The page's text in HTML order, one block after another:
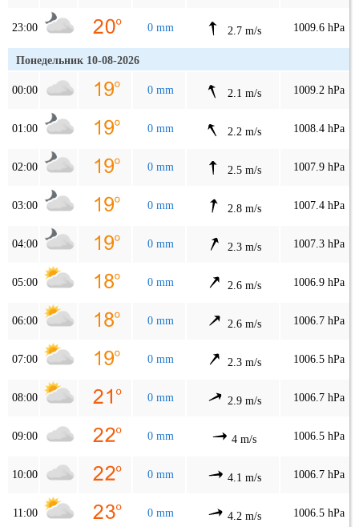
23:00 0 mm 2.7 m/s 1009.6 hPa
Понедельник 10-08-2026
00:00 0 mm 2.1 m/s 1009.2 hPa
01:00 0 mm 2.2 m/s 1008.4 hPa
02:00 0 mm 2.5 m/s 1007.9 hPa
03:00 0 mm 2.8 m/s 1007.4 hPa
04:00 0 mm 2.3 m/s 1007.3 hPa
05:00 0 mm 2.6 m/s 1006.9 hPa
06:00 0 mm 2.6 m/s 1006.7 hPa
07:00 0 mm 2.3 m/s 1006.5 hPa
08:00 0 mm 2.9 m/s 1006.7 hPa
09:00 0 mm 4 m/s 1006.5 hPa
10:00 0 mm 4.1 m/s 1006.7 hPa
11:00 0 mm 4.2 m/s 1006.5 hPa